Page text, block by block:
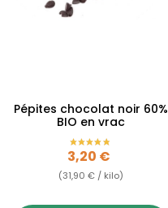
Pépites chocolat noir 60%
BIO en vrac
Prix
3,20 €
(31,90 € / kilo)